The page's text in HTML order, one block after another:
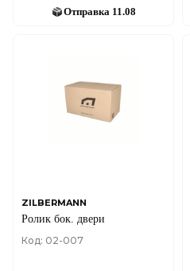
IVECO
LANCIA
Отправка 11.08
ZILBERMANN
Ролик бок. двери
Код: 02-007